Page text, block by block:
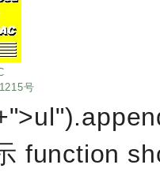
号
function